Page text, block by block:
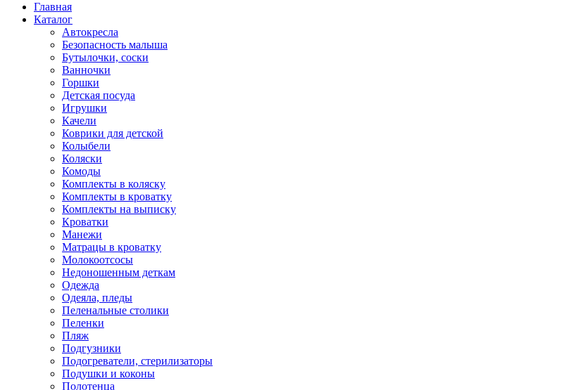
Главная
Каталог
Автокресла
Безопасность малыша
Бутылочки, соски
Ванночки
Горшки
Детская посуда
Игрушки
Качели
Коврики для детской
Колыбели
Коляски
Комоды
Комплекты в коляску
Комплекты в кроватку
Комплекты на выписку
Кроватки
Манежи
Матрацы в кроватку
Молокоотсосы
Недоношенным деткам
Одежда
Одеяла, пледы
Пеленальные столики
Пеленки
Пляж
Подгузники
Подогреватели, стерилизаторы
Подушки и коконы
Полотенца